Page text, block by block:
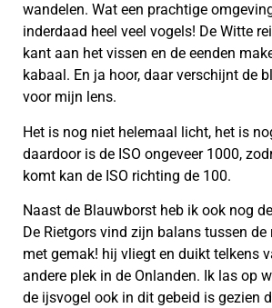
wandelen. Wat een prachtige
inderdaad heel veel vogels! De Witte
kant aan het vissen en de eenden
kabaal. En ja hoor, daar verschijnt de
voor mijn lens.
Het is nog niet helemaal licht, het is
daardoor is de ISO ongeveer 1000,
komt kan de ISO richting de 100.
Naast de Blauwborst heb ik ook nog
De Rietgors vind zijn balans tussen
met gemak! hij vliegt en duikt telkens
andere plek in de Onlanden. Ik las op
de ijsvogel ook in dit gebeid is gezien